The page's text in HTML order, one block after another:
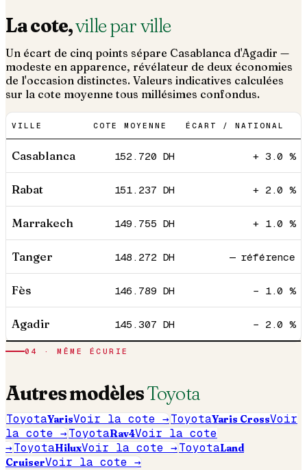
La cote,ville par ville
Un écart de cinq points sépare Casablanca d'Agadir —
modeste en apparence, révélateur de deux économies
de l'occasion distinctes. Valeurs indicatives calculées
sur la cote moyenne tous millésimes confondus.
VILLE COTE MOYENNE ÉCART / NATIONAL
Casablanca 152.720 DH + 3.0 %
Rabat 151.237 DH + 2.0 %
Marrakech 149.755 DH + 1.0 %
Tanger 148.272 DH — référence
Fès 146.789 DH − 1.0 %
Agadir 145.307 DH − 2.0 %
04 · MÊME ÉCURIE
Autres modèlesToyota
ToyotaYarisVoir la cote →ToyotaYaris CrossVoir
la cote →ToyotaRav4Voir la cote
→ToyotaHiluxVoir la cote →ToyotaLand
CruiserVoir la cote →